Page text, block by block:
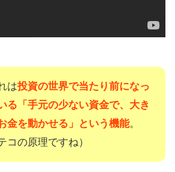
は投資の世界で当たり前になっ
る「手元の少ない資金で、大き
金を動かせる」という機能。
コの原理ですね）